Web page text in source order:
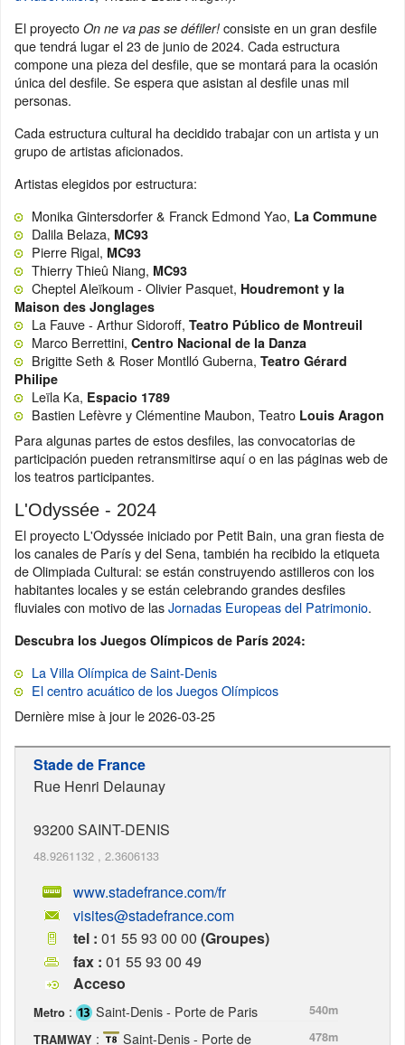
El proyecto On ne va pas se défiler! consiste en un gran desfile
que tendrá lugar el 23 de junio de 2024. Cada estructura
compone una pieza del desfile, que se montará para la ocasión
única del desfile. Se espera que asistan al desfile unas mil
personas.
Cada estructura cultural ha decidido trabajar con un artista y un
grupo de artistas aficionados.
Artistas elegidos por estructura:
Monika Gintersdorfer & Franck Edmond Yao, La Commune
Dalila Belaza, MC93
Pierre Rigal, MC93
Thierry Thieû Niang, MC93
Cheptel Aleïkoum - Olivier Pasquet, Houdremont y la
Maison des Jonglages
La Fauve - Arthur Sidoroff, Teatro Público de Montreuil
Marco Berrettini, Centro Nacional de la Danza
Brigitte Seth & Roser Montlló Guberna, Teatro Gérard
Philipe
Leïla Ka, Espacio 1789
Bastien Lefèvre y Clémentine Maubon, Teatro Louis Aragon
Para algunas partes de estos desfiles, las convocatorias de
participación pueden retransmitirse aquí o en las páginas web de
los teatros participantes.
L'Odyssée - 2024
El proyecto L'Odyssée iniciado por Petit Bain, una gran fiesta de
los canales de París y del Sena, también ha recibido la etiqueta
de Olimpiada Cultural: se están construyendo astilleros con los
habitantes locales y se están celebrando grandes desfiles
fluviales con motivo de lasJornadas Europeas del Patrimonio.
Descubra los Juegos Olímpicos de París 2024:
La Villa Olímpica de Saint-Denis
El centro acuático de los Juegos Olímpicos
Dernière mise à jour le2026-03-25
Stade de France
Rue Henri Delaunay
93200 SAINT-DENIS
48.9261132 , 2.3606133
www.stadefrance.com/fr
visites@stadefrance.com
tel : 01 55 93 00 00 (Groupes)
fax : 01 55 93 00 49
Acceso
Metro : Saint-Denis - Porte de Paris
540m
TRAMWAY : Saint-Denis - Porte de 478m